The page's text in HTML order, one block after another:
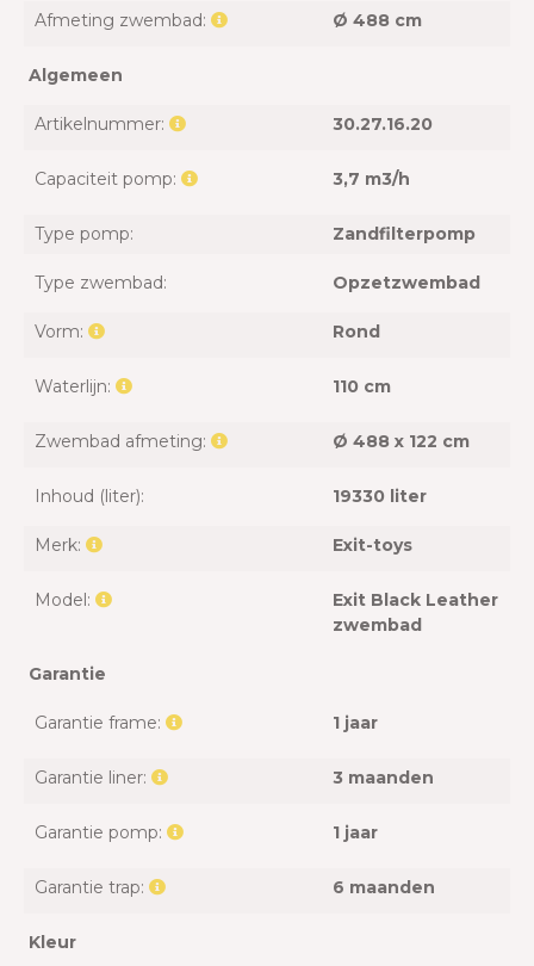
Afmeting zwembad: Ø 488 cm
Algemeen
Artikelnummer: 30.27.16.20
Capaciteit pomp: 3,7 m3/h
Type pomp: Zandfilterpomp
Type zwembad: Opzetzwembad
Vorm: Rond
Waterlijn: 110 cm
Zwembad afmeting: Ø 488 x 122 cm
Inhoud (liter): 19330 liter
Merk: Exit-toys
Model:
Exit Black Leather
zwembad
Garantie
Garantie frame: 1 jaar
Garantie liner: 3 maanden
Garantie pomp: 1 jaar
Garantie trap: 6 maanden
Kleur